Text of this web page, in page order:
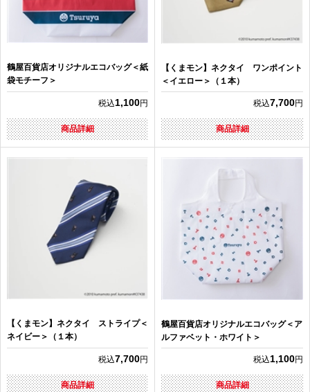
鶴屋百貨店オリジナルエコバッグ＜紙
袋モチーフ＞
税込1,100円
商品詳細
【くまモン】ネクタイ ワンポイント
＜イエロー＞（１本）
税込7,700円
商品詳細
【くまモン】ネクタイ ストライプ＜
ネイビー＞（１本）
税込7,700円
商品詳細
鶴屋百貨店オリジナルエコバッグ＜ア
ルファベット・ホワイト＞
税込1,100円
商品詳細